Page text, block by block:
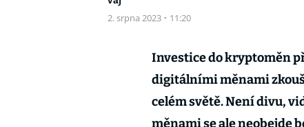
2. srpna 2023 · 11:20
Investice do kryptoměn
digitálními měnami
celém světě. Není divu,
měnami se ale neobejde